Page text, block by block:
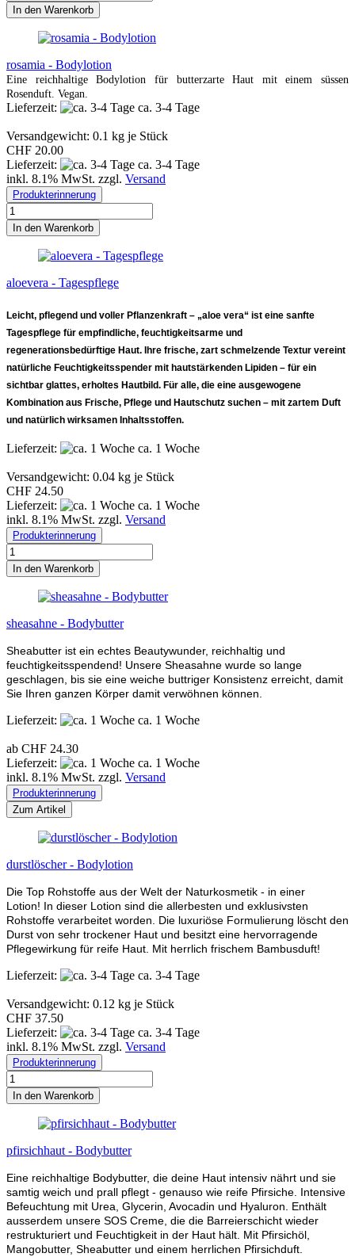
In den Warenkorb
rosamia - Bodylotion
Eine reichhaltige Bodylotion für butterzarte Haut mit einem süssen
Rosenduft. Vegan.
Lieferzeit: ca. 3-4 Tage
Versandgewicht: 0.1 kg je Stück
CHF 20.00
Lieferzeit:
ca. 3-4 Tage
inkl. 8.1% MwSt. zzgl. Versand
Produkterinnerung
In den Warenkorb
aloevera - Tagespflege
Leicht, pflegend und voller Pflanzenkraft – „aloe vera“ ist eine sanfte
Tagespflege für empfindliche, feuchtigkeitsarme und
regenerationsbedürftige Haut. Ihre frische, zart schmelzende Textur vereint
natürliche Feuchtigkeitsspender mit hautstärkenden Lipiden – für ein
sichtbar glattes, erholtes Hautbild. Für alle, die eine ausgewogene
Kombination aus Frische, Pflege und Hautschutz suchen – mit zartem Duft
und natürlich wirksamen Inhaltsstoffen.
Lieferzeit: ca. 1 Woche
Versandgewicht: 0.04 kg je Stück
CHF 24.50
Lieferzeit:
ca. 1 Woche
inkl. 8.1% MwSt. zzgl. Versand
Produkterinnerung
In den Warenkorb
sheasahne - Bodybutter
Sheabutter ist ein echtes Beautywunder, reichhaltig und
feuchtigkeitsspendend! Unsere Sheasahne wurde so lange
geschlagen, bis sie eine weiche buttriger Konsistenz erreicht, damit
Sie Ihren ganzen Körper damit verwöhnen können.
Lieferzeit: ca. 1 Woche
ab CHF 24.30
Lieferzeit:
ca. 1 Woche
inkl. 8.1% MwSt. zzgl. Versand
Produkterinnerung
Zum Artikel
durstlöscher - Bodylotion
Die Top Rohstoffe aus der Welt der Naturkosmetik - in einer
Lotion! In dieser Lotion sind die allerbesten und exklusivsten
Rohstoffe verarbeitet worden. Die luxuriöse Formulierung löscht den
Durst von sehr trockener Haut und besitzt eine hervorragende
Pflegewirkung für reife Haut. Mit herrlich frischem Bambusduft!
Lieferzeit: ca. 3-4 Tage
Versandgewicht: 0.12 kg je Stück
CHF 37.50
Lieferzeit:
ca. 3-4 Tage
inkl. 8.1% MwSt. zzgl. Versand
Produkterinnerung
In den Warenkorb
pfirsichhaut - Bodybutter
Eine reichhaltige Bodybutter, die deine Haut intensiv nährt und sie
samtig weich und prall pflegt - genauso wie reife Pfirsiche. Intensive
Befeuchtung mit Urea, Glycerin, Avocadin und Hyaluron. Enthält
ausserdem unsere SOS Creme, die die Barreierschicht wieder
restrukturiert und Feuchtigkeit in der Haut hält. Mit Pfirsichöl,
Mangobutter, Sheabutter und einem herrlichen Pfirsichduft.